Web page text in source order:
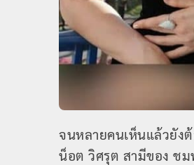
จนหลายคนเห็นแล้วยัง
น็อต วิศรุต สามีของ ชม